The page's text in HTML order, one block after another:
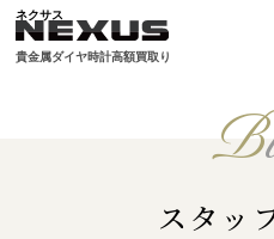
ネクサス
貴金属ダイヤ時計高額買取り
B
スタッ